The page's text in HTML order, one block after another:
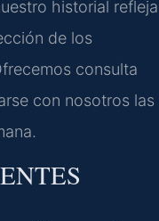
historial refleja
de los
consulta
con nosotros las